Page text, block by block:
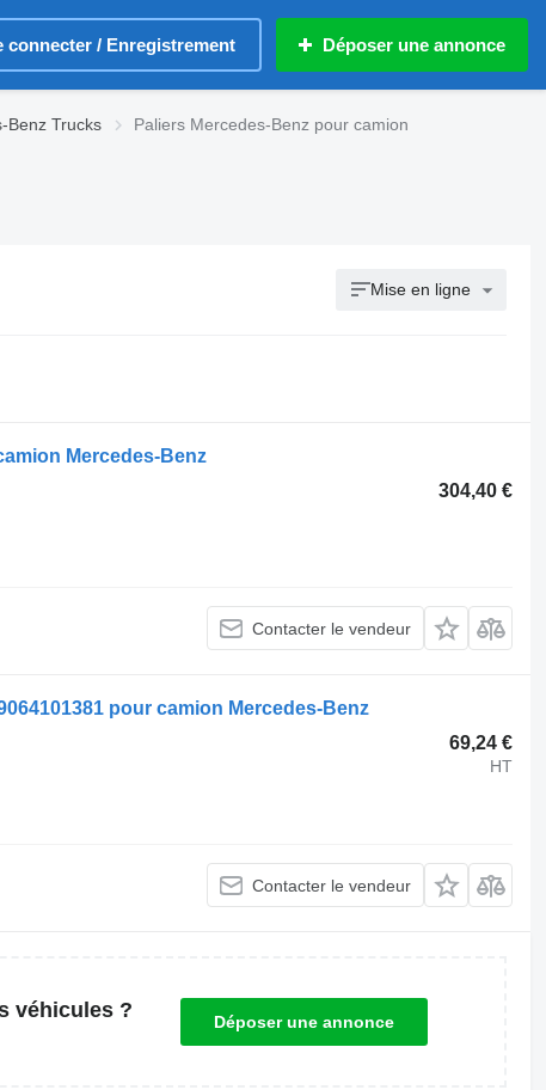
connecter / Enregistrement Déposer une annonce
Benz Trucks Paliers Mercedes-Benz pour camion
Mise en ligne
Mercedes-Benz
304,40 €
Contacter le vendeur
pour camion Mercedes-Benz
69,24 €
HT
Contacter le vendeur
véhicules ?
Déposer une annonce